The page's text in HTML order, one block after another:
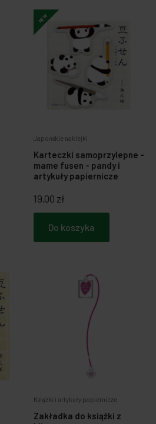
Japońskie naklejki
Karteczki samoprzylepne -
mame fusen - pandy i
artykuły papiernicze
19,00 zł
Do koszyka
NEW
Książki i artykuły papiernicze
Zakładka do książki z